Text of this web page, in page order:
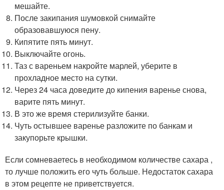
мешайте.
После закипания шумовкой снимайте
образовавшуюся пену.
Кипятите пять минут.
Выключайте огонь.
Таз с вареньем накройте марлей, уберите в
прохладное место на сутки.
Через 24 часа доведите до кипения варенье снова,
варите пять минут.
В это же время стерилизуйте банки.
Чуть остывшее варенье разложите по банкам и
закупорьте крышки.
Если сомневаетесь в необходимом количестве сахара ,
то лучше положить его чуть больше. Недостаток сахара
в этом рецепте не приветствуется.